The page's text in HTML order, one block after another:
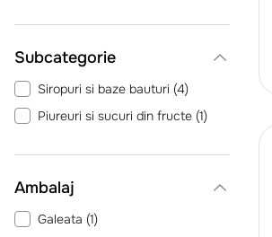
Siropuri si baze bauturi (4)
Piureuri si sucuri din fructe (1)
Ambalaj
Galeata (1)